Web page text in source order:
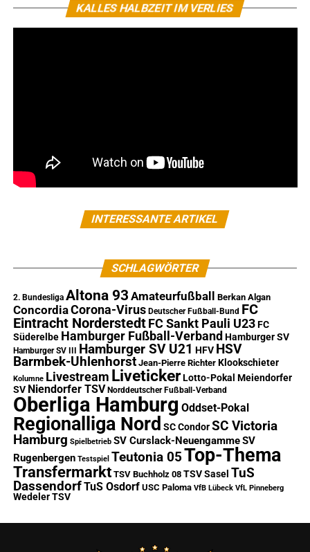
KALLES HALBZEIT IM VERLIES
INTERESSANTE ARTIKEL
SCHLAGWÖRTER
2. Bundesliga Altona 93 Amateurfußball Berkan Algan
ConcordiaCorona-Virus Deutscher Fußball-Bund FC
Eintracht Norderstedt FC Sankt Pauli U23 FC
Süderelbe Hamburger Fußball-Verband Hamburger SV
Hamburger SV III Hamburger SV U21 HFV HSV
Barmbek-Uhlenhorst Jean-Pierre Richter Klookschieter
Kolumne Livestream Liveticker Lotto-Pokal Meiendorfer
SV Niendorfer TSV Norddeutscher Fußball-Verband
Oberliga Hamburg Oddset-Pokal
Regionalliga Nord SC Condor SC Victoria
Hamburg Spielbetrieb SV Curslack-NeuengammeSV
Rugenbergen Testspiel Teutonia 05Top-Thema
Transfermarkt TSV Buchholz 08 TSV Sasel TuS
DassendorfTuS Osdorf USC Paloma VfB Lübeck VfL Pinneberg
Wedeler TSV